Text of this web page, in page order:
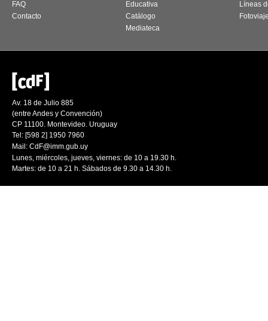
FAQ
Contacto
Educativa
Catálogo
Mediateca
Líneas
Av. 18 de Julio 885
(entre Andes y Convención)
CP 11100. Montevideo. Uruguay
Tel: [598 2] 1950 7960
Mail: CdF@imm.gub.uy
Lunes, miércoles, jueves, viernes: de 10 a 19.30 h.
Martes: de 10 a 21 h. Sábados de 9.30 a 14.30 h.